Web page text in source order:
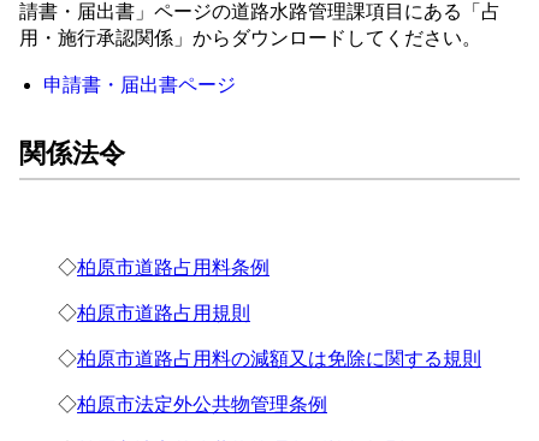
請書・届出書」ページの道路水路管理課項目にある「占
用・施行承認関係」からダウンロードしてください。
申請書・届出書ページ
関係法令
◇柏原市道路占用料条例
◇柏原市道路占用規則
◇柏原市道路占用料の減額又は免除に関する規則
◇柏原市法定外公共物管理条例